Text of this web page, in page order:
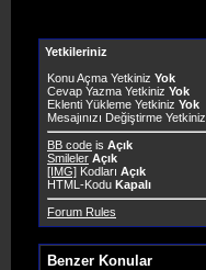
Yetkileriniz
Konu Açma Yetkiniz Yok
Cevap Yazma Yetkiniz Yok
Eklenti Yükleme Yetkiniz Yok
Mesajınızı Değiştirme Yetkiniz
BB code is Açık
Smileler Açık
[IMG] Kodları Açık
HTML-Kodu Kapalı
Forum Rules
Benzer Konular